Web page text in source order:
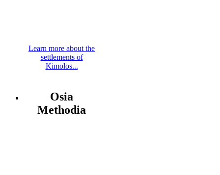
Learn more about the
settlements of
Kimolos...
Osia
Methodia